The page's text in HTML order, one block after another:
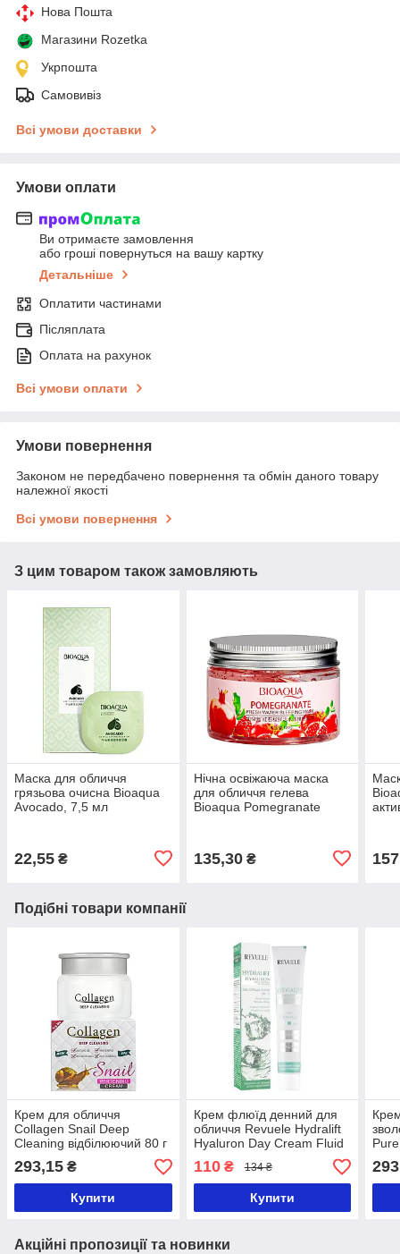
Нова Пошта
Магазини Rozetka
Укрпошта
Самовивіз
Всі умови доставки
Умови оплати
Ви отримаєте замовлення
або гроші повернуться на вашу картку
Детальніше
Оплатити частинами
Післяплата
Оплата на рахунок
Всі умови оплати
Умови повернення
Законом не передбачено повернення та обмін даного товару
належної якості
Всі умови повернення
З цим товаром також замовляють
Маска для обличчя
грязьова очисна Bioaqua
Avocado, 7,5 мл
22,55 ₴
Нічна освіжаюча маска
для обличчя гелева
Bioaqua Pomegranate
135,30₴
Подібні товари компанії
Крем для обличчя
Collagen Snail Deep
Cleaning відбілюючий 80 г
293,15 ₴
Купити
Крем флюїд денний для
обличчя Revuele Hydralift
Hyaluron Day Cream Fluid
SPF 15, 50 мл
110₴ 134 ₴
Купити
Акційні пропозиції та новинки